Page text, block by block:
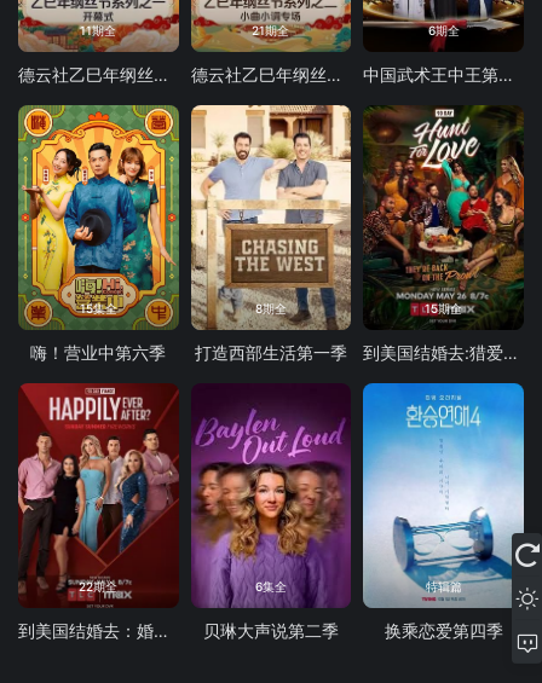
11期全
德云社乙巳年纲丝节系列之一开幕式
21期全
德云社乙巳年纲丝节系列之二小曲小调专场
6期全
中国武术王中王第二季
15集全
嗨！营业中第六季
8期全
打造西部生活第一季
15期全
到美国结婚去:猎爱第一季
22期全
到美国结婚去：婚后篇第九季
6集全
贝琳大声说第二季
特辑篇
换乘恋爱第四季